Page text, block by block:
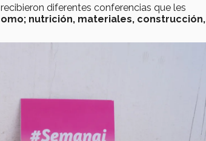
diferentes conferencias que les
nutrición, materiales, construcción,